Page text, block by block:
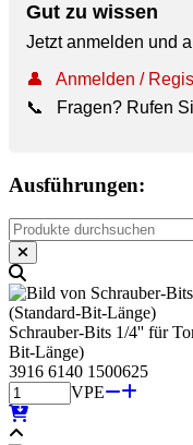
Gut zu wissen
Jetzt anmelden und
👤
Anmelden /
📞
Fragen? Rufen
Ausführungen:
Schrauber-Bits 1/4'' für
Bit-Länge)
3916 6140 1500625
VPE